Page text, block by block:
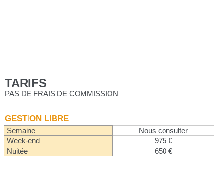
TARIFS
PAS DE FRAIS DE COMMISSION
GESTION LIBRE
Semaine
Nous consulter
Week-end
975 €
Nuitée
650 €